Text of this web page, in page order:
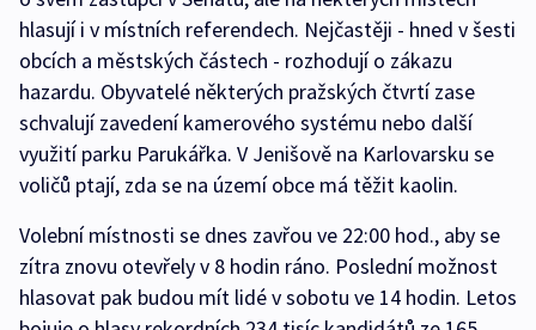
hlasují i v místních referendech. Nejčastěji - hned v šesti
obcích a městských částech - rozhodují o zákazu
hazardu. Obyvatelé některých pražských čtvrtí zase
schvalují zavedení kamerového systému nebo další
využití parku Parukářka. V Jenišově na Karlovarsku se
voličů ptají, zda se na území obce má těžit kaolin.
Volební místnosti se dnes zavřou ve 22:00 hod., aby se
zítra znovu otevřely v 8 hodin ráno. Poslední možnost
hlasovat pak budou mít lidé v sobotu ve 14 hodin. Letos